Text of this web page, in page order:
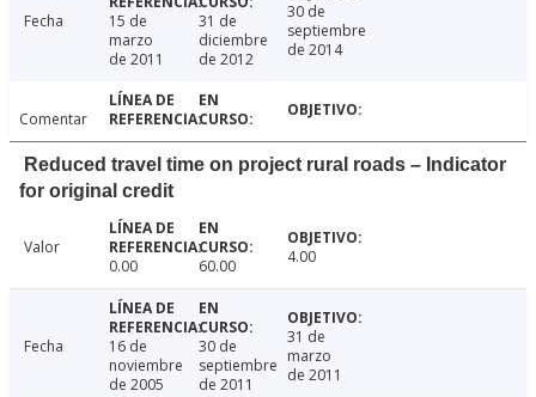
Fecha
15 de
marzo
de 2011
31 de
diciembre
de 2012
30 de
septiembre
de 2014
Comentar
Reduced travel time on project rural roads – Indicator
for original credit
Valor
0.00
60.00 4.00
Fecha
16 de
noviembre
de 2005
30 de
septiembre
de 2011
31 de
marzo
de 2011